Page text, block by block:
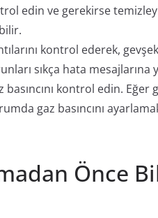
edin ve gerekirse
kontrol ederek, gevşek
sıkça hata mesajlarına
kontrol edin. Eğer
gaz basıncını
Önce